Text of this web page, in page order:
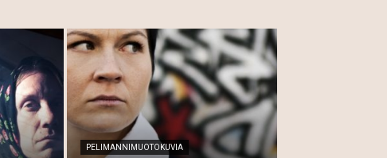
PELIMANNIMUOTOKUVIA